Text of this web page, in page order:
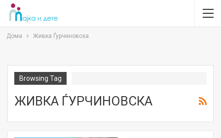
Дома Живка Ѓурчиновска
Browsing Tag
ЖИВКА ЃУРЧИНОВСКА